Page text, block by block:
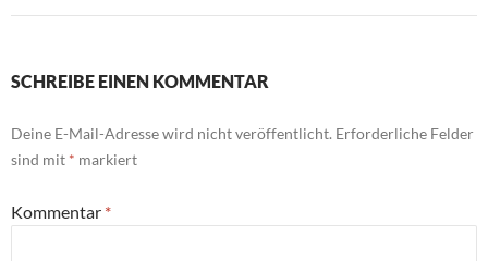
SCHREIBE EINEN KOMMENTAR
Deine E-Mail-Adresse wird nicht veröffentlicht. Erforderliche Felder
sind mit * markiert
Kommentar *